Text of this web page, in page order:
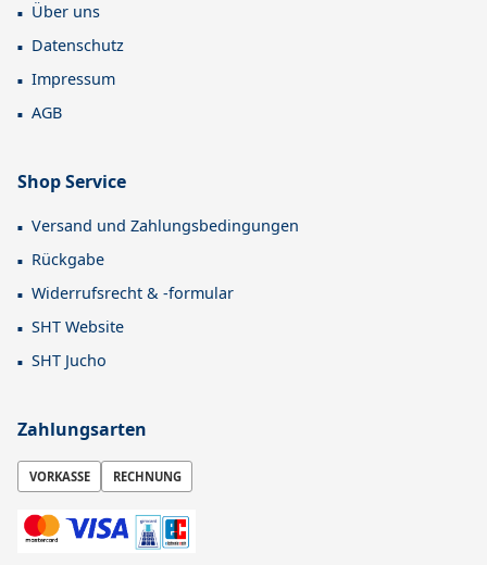
Über uns
Datenschutz
Impressum
AGB
Shop Service
Versand und Zahlungsbedingungen
Rückgabe
Widerrufsrecht & -formular
SHT Website
SHT Jucho
Zahlungsarten
VORKASSE RECHNUNG